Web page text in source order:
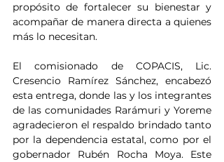
propósito de fortalecer su bienestar y
acompañar de manera directa a quienes
más lo necesitan.
El comisionado de COPACIS, Lic.
Cresencio Ramírez Sánchez, encabezó
esta entrega, donde las y los integrantes
de las comunidades Rarámuri y Yoreme
agradecieron el respaldo brindado tanto
por la dependencia estatal, como por el
gobernador Rubén Rocha Moya. Este